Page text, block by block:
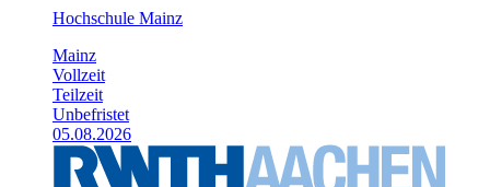
Hochschule Mainz
Mainz
Vollzeit
Teilzeit
Unbefristet
05.08.2026